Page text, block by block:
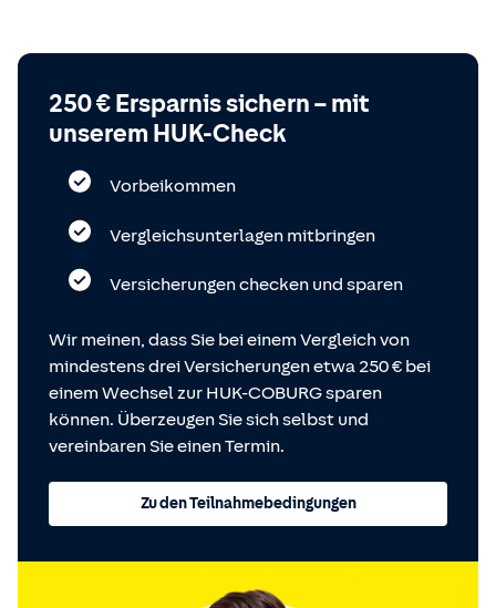
250 € Ersparnis sichern – mit
unserem HUK-Check
Vorbeikommen
Vergleichsunterlagen mitbringen
Versicherungen checken und sparen
Wir meinen, dass Sie bei einem Vergleich von
mindestens drei Versicherungen etwa 250 € bei
einem Wechsel zur HUK-COBURG sparen
können. Überzeugen Sie sich selbst und
vereinbaren Sie einen Termin.
Zu den Teilnahmebedingungen